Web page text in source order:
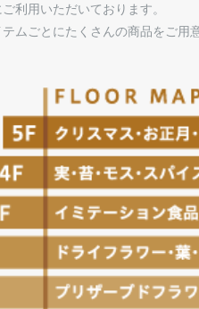
利用いただいております。
ムごとにたくさんの商品をご用